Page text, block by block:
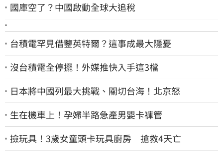
國庫空了？中國啟動全球大追稅
台積電罕見借鑒英特爾？這事成最大隱憂
沒台積電全停擺！外媒推快入手這3檔
日本將中國列最大挑戰、關切台海！北京怒
生在機車上！孕婦半路急產男嬰卡褲管
撿玩具！3歲女童頭卡玩具廚房 搶救4天亡